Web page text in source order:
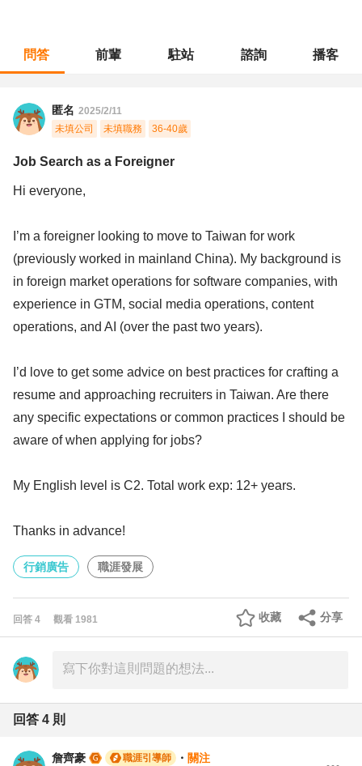
問答 前輩 駐站 諮詢 播客
匿名 2025/2/11
未填公司
未填職務 36-40歲
Job Search as a Foreigner
Hi everyone,
I’m a foreigner looking to move to Taiwan for work
(previously worked in mainland China). My background is
in foreign market operations for software companies, with
experience in GTM, social media operations, content
operations, and AI (over the past two years).
I’d love to get some advice on best practices for crafting a
resume and approaching recruiters in Taiwan. Are there
any specific expectations or common practices I should be
aware of when applying for jobs?
My English level is C2. Total work exp: 12+ years.
Thanks in advance!
行銷廣告 職涯發展
回答 4 觀看 1981 分享
收藏
回答 4 則
詹齊豪 職涯引導師 ・ 關注